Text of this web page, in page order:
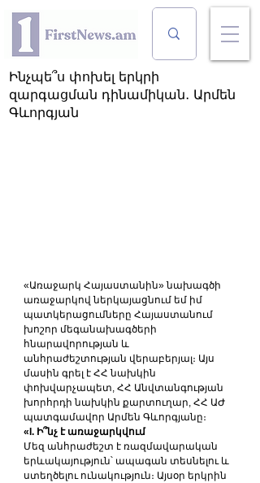
Ինչպե՞ս փոխել երկրի
զարգացման դինամիկան․ Արմեն
Գևորգյան
«Առաջարկ Հայաստանին» նախագծի
առաջարկով ներկայացնում եմ իմ
պատկերացումները Հայաստանում
խոշոր մեգանախագծերի
հնարավորության և
անհրաժեշտության վերաբերյալ։ Այս
մասին գրել է ՀՀ նախկին
փոխվարչապետ, ՀՀ Անվտանգության
խորհրդի նախկին քարտուղար, ՀՀ ԱԺ
պատգամավոր Արմեն Գևորգյանը։
«I. Ի՞նչ է առաջարկվում
Մեզ անհրաժեշտ է ռազմավարական
երևակայություն՝ ապագան տեսնելու և
ստեղծելու ունակություն։ Այսօր երկրին